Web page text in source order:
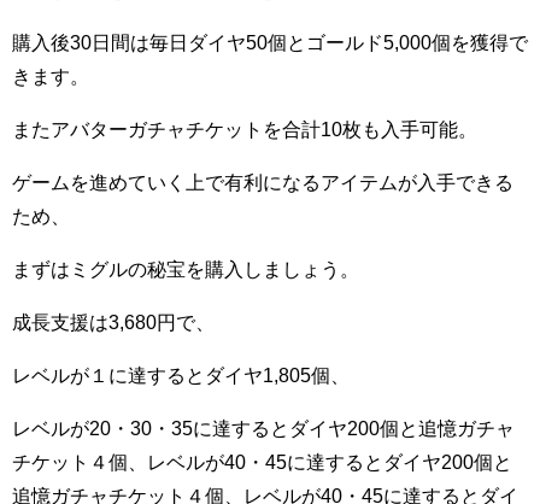
購入後30日間は毎日ダイヤ50個とゴールド5,000個を獲得で
きます。
またアバターガチャチケットを合計10枚も入手可能。
ゲームを進めていく上で有利になるアイテムが入手できる
ため、
まずはミグルの秘宝を購入しましょう。
成長支援は3,680円で、
レベルが１に達するとダイヤ1,805個、
レベルが20・30・35に達するとダイヤ200個と追憶ガチャ
チケット４個、レベルが40・45に達するとダイヤ200個と
追憶ガチャチケット４個、レベルが40・45に達するとダイ